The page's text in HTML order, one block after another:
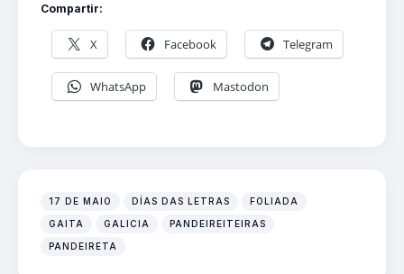
Compartir:
X Facebook Telegram
WhatsApp Mastodon
17 DE MAIO DÍAS DAS LETRAS FOLIADA
GAITA GALICIA PANDEIREITEIRAS
PANDEIRETA